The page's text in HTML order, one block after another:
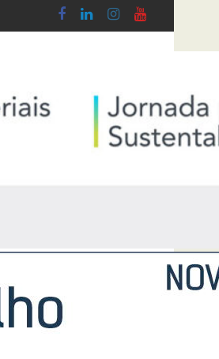
2026
Síntese Inquérito de Conjuntura – 2º